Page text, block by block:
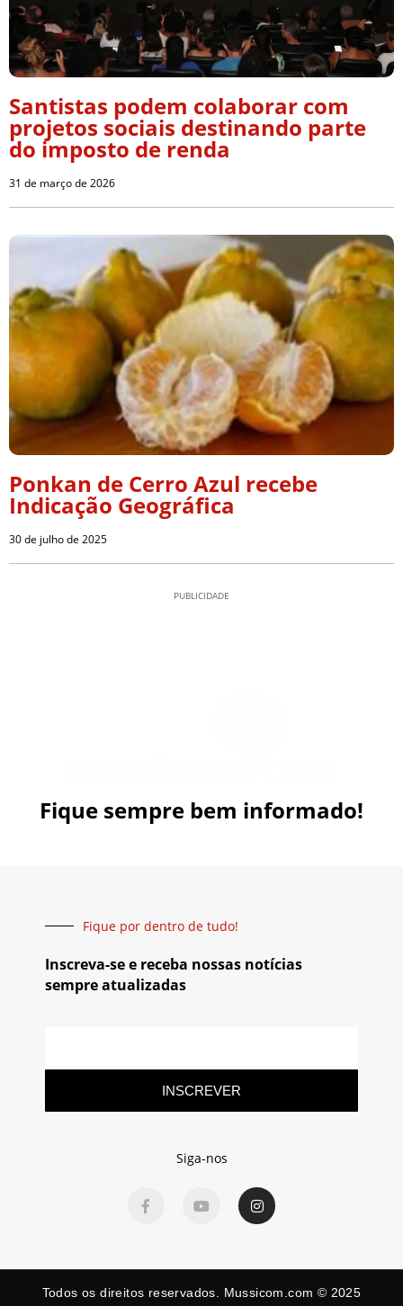
Santistas podem colaborar com
projetos sociais destinando parte
do imposto de renda
31 de março de 2026
Ponkan de Cerro Azul recebe
Indicação Geográfica
30 de julho de 2025
PUBLICIDADE
Fique sempre bem informado!
Fique por dentro de tudo!
Inscreva-se e receba nossas notícias
sempre atualizadas
INSCREVER
Siga-nos
Todos os direitos reservados. Mussicom.com © 2025